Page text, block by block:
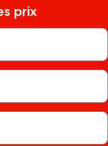
prix